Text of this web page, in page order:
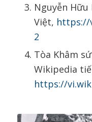
Nguyễn
Việt, https://
2
Tòa Khâm
Wikipedia
https://